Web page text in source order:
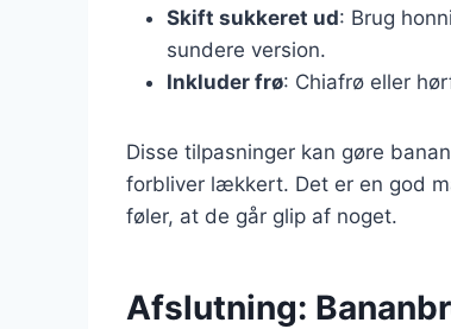
Skift sukkeret ud: Brug
sundere version.
Inkluder frø: Chiafrø eller
Disse tilpasninger kan gøre
forbliver lækkert. Det er en god
føler, at de går glip af noget.
Afslutning: